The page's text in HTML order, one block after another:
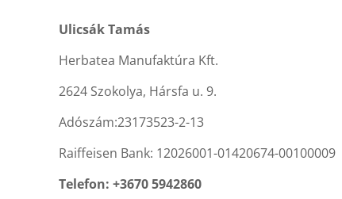
Ulicsák Tamás
Herbatea Manufaktúra Kft.
2624 Szokolya, Hársfa u. 9.
Adószám:23173523-2-13
Raiffeisen Bank: 12026001-01420674-00100009
Telefon: +3670 5942860